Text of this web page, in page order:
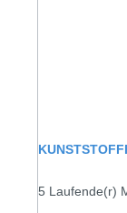
5 Laufende(r)